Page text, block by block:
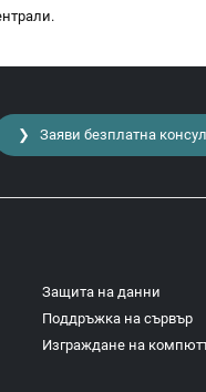
❯ Заяви безплатна
Защита на данни
Поддръжка на сървър
Изграждане на